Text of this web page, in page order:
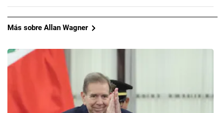
Más sobre Allan Wagner